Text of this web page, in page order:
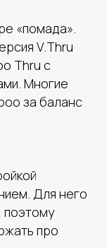
«помада».
V.Thru
Thru с
Многие
за баланс
Для него
поэтому
про